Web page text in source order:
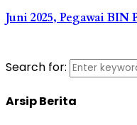
Juni 2025, Pegawai
Search for:
Arsip Berita